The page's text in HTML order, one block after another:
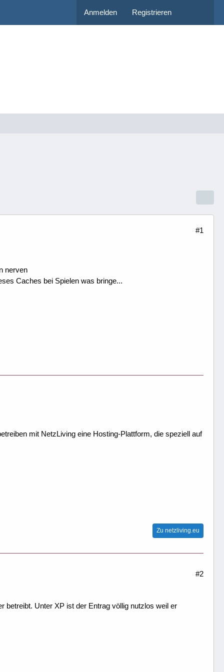
Anmelden Registrieren
#1
nerven
Caches bei Spielen was bringe...
mit NetzLiving eine Hosting-Plattform, die speziell auf
Zu netzliving.eu
#2
betreibt. Unter XP ist der Entrag völlig nutzlos weil er